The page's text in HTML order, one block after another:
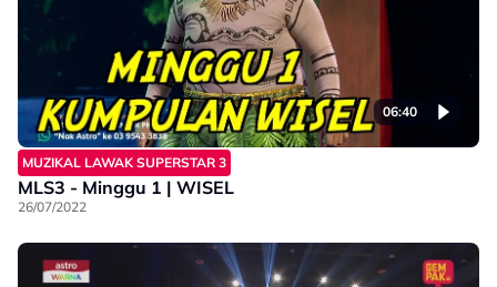
06:40
MUZIKAL LAWAK SUPERSTAR 3
MLS3 - Minggu 1 | WISEL
26/07/2022